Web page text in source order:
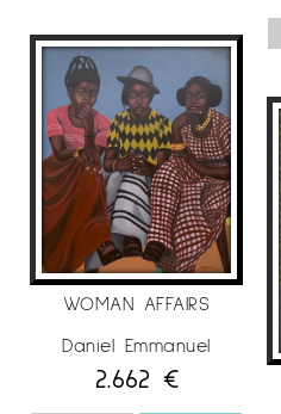
WOMAN AFFAIRS
Daniel Emmanuel
2.662 €